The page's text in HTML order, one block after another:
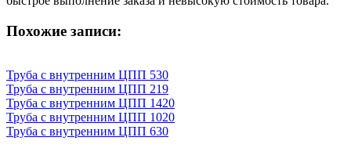
Похожие записи:
Труба с внутренним ЦПП 530
Труба с внутренним ЦПП 219
Труба с внутренним ЦПП 1420
Труба с внутренним ЦПП 1020
Труба с внутренним ЦПП 630